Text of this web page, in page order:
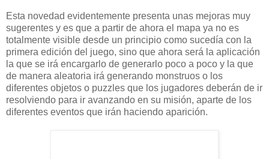
Esta novedad evidentemente presenta unas mejoras muy
sugerentes y es que a partir de ahora el mapa ya no es
totalmente visible desde un principio como sucedía con la
primera edición del juego, sino que ahora será la aplicación
la que se irá encargarlo de generarlo poco a poco y la que
de manera aleatoria irá generando monstruos o los
diferentes objetos o puzzles que los jugadores deberán de ir
resolviendo para ir avanzando en su misión, aparte de los
diferentes eventos que irán haciendo aparición.